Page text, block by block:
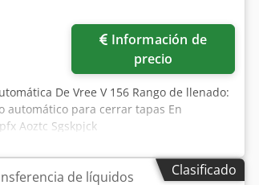
precio
De Vree V 156 Rango de llenado:
automático para cerrar tapas En
Aoztc Sgskpjck
Clasificado
de líquidos